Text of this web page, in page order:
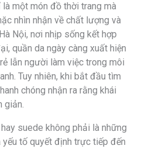
một món đồ thời trang mà
nhìn nhận về chất lượng và
Nội, nơi nhịp sống kết hợp
quần da ngày càng xuất hiện
lẫn người làm việc trong môi
Tuy nhiên, khi bắt đầu tìm
chóng nhận ra rằng khái
giản.
suede không phải là những
tố quyết định trực tiếp đến